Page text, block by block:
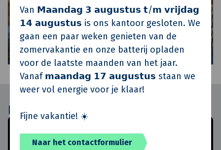
Van 𝗠𝗮𝗮𝗻𝗱𝗮𝗴 𝟯 𝗮𝘂𝗴𝘂𝘀𝘁𝘂𝘀 𝘁/𝗺 𝘃𝗿𝗶𝗷𝗱𝗮𝗴
𝟭𝟰 𝗮𝘂𝗴𝘂𝘀𝘁𝘂𝘀 is ons kantoor gesloten. We
gaan een paar weken genieten van de
zomervakantie en onze batterij opladen
voor de laatste maanden van het jaar.
Vanaf 𝗺𝗮𝗮𝗻𝗱𝗮𝗴 𝟭𝟳 𝗮𝘂𝗴𝘂𝘀𝘁𝘂𝘀 staan we
weer vol energie voor je klaar!
Fijne vakantie! ☀️
Naar het contactformulier
Nieuwsberichten
Nieuws